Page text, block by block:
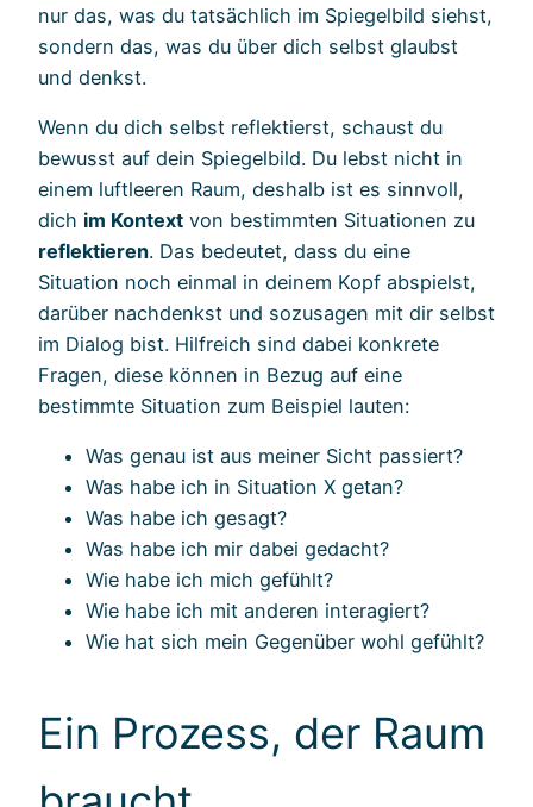
nur das, was du tatsächlich im Spiegelbild siehst,
sondern das, was du über dich selbst glaubst
und denkst.
Wenn du dich selbst reflektierst, schaust du
bewusst auf dein Spiegelbild. Du lebst nicht in
einem luftleeren Raum, deshalb ist es sinnvoll,
dich im Kontext von bestimmten Situationen zu
reflektieren. Das bedeutet, dass du eine
Situation noch einmal in deinem Kopf abspielst,
darüber nachdenkst und sozusagen mit dir selbst
im Dialog bist. Hilfreich sind dabei konkrete
Fragen, diese können in Bezug auf eine
bestimmte Situation zum Beispiel lauten:
Was genau ist aus meiner Sicht passiert?
Was habe ich in Situation X getan?
Was habe ich gesagt?
Was habe ich mir dabei gedacht?
Wie habe ich mich gefühlt?
Wie habe ich mit anderen interagiert?
Wie hat sich mein Gegenüber wohl gefühlt?
Ein Prozess, der Raum